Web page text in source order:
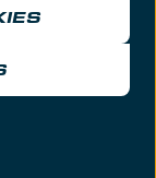
2026
Huisregels